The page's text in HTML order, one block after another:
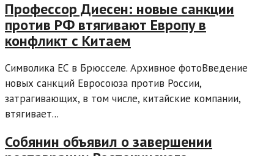
Профессор Диесен: новые санкции
против РФ втягивают Европу в
конфликт с Китаем
Символика ЕС в Брюсселе. Архивное фотоВведение
новых санкций Евросоюза против России,
затрагивающих, в том числе, китайские компании,
втягивает...
Собянин объявил о завершении